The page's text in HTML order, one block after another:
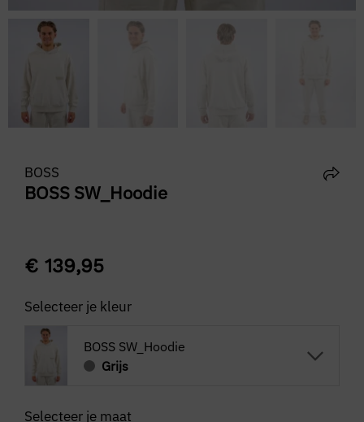
BOSS
BOSS SW_Hoodie
€ 139,95
Selecteer je kleur
BOSS SW_Hoodie
Grijs